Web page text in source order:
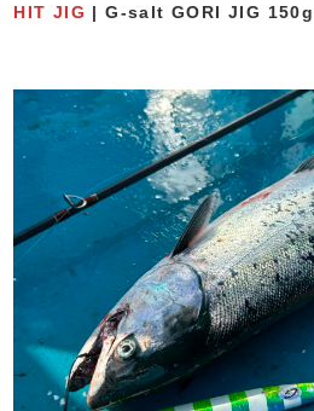
HIT JIG | G-salt GORI JIG 150g